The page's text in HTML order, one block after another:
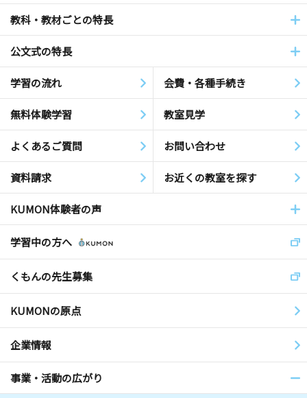
教科・教材ごとの特長
公文式の特長
学習の流れ 会費・各種手続き
無料体験学習 教室見学
よくあるご質問 お問い合わせ
資料請求 お近くの教室を探す
KUMON体験者の声
学習中の方へ
くもんの先生募集
KUMONの原点
企業情報
事業・活動の広がり